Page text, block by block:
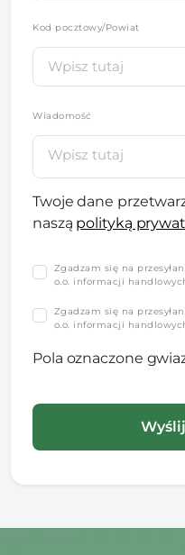
Kod pocztowy/Powiat
Wiadomość
Twoje dane
naszą polityką
Zgadzam się na
o.o. informacji
Zgadzam się na
o.o. informacji
Pola oznaczone